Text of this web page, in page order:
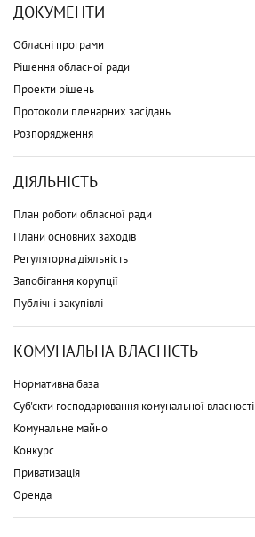
ДОКУМЕНТИ
Обласні програми
Рішення обласної ради
Проекти рішень
Протоколи пленарних засідань
Розпорядження
ДІЯЛЬНІСТЬ
План роботи обласної ради
Плани основних заходів
Регуляторна діяльність
Запобігання корупції
Публічні закупівлі
КОМУНАЛЬНА ВЛАСНІСТЬ
Нормативна база
Суб'єкти господарювання комунальної власності
Комунальне майно
Конкурс
Приватизація
Оренда